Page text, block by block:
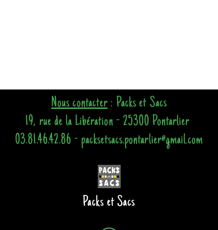
Nous contacter: Packs et Sacs
19, rue de la Libération - 25300 Pontarlier
03.81.46.42.86 - packsetsacs.pontarlier@gmail.com
Packs et Sacs